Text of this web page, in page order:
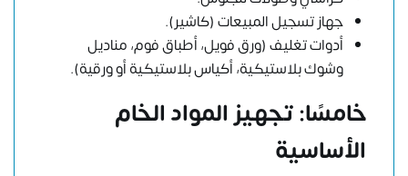
جهاز تسجيل المبيعات (كاشير).
أدوات تغليف (ورق فويل، أطباق فوم، مناديل
وشوك بلاستيكية، أكياس بلاستيكية أو ورقية).
خامسًا: تجهيز المواد الخام
الأساسية